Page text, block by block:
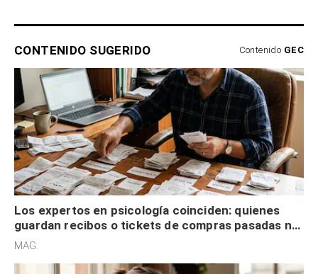
CONTENIDO SUGERIDO Contenido GEC
Los expertos en psicología coinciden: quienes
guardan recibos o tickets de compras pasadas no
son acumuladores, sino que tienen necesidad de
MAG.